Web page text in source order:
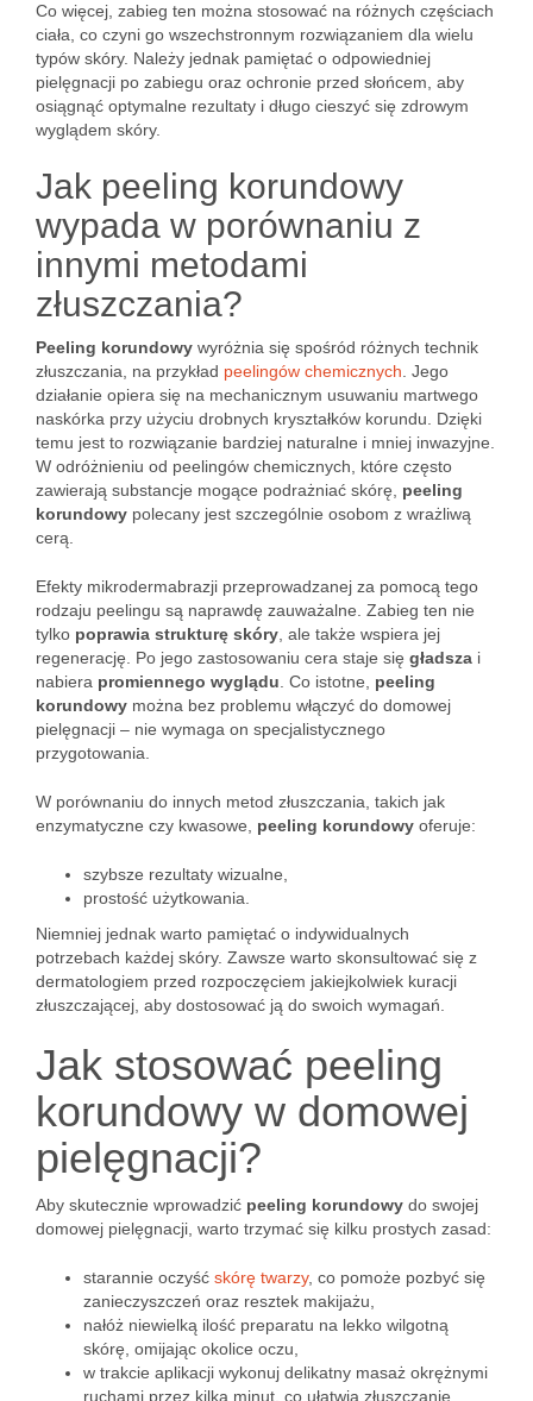
Co więcej, zabieg ten można stosować na różnych częściach
ciała, co czyni go wszechstronnym rozwiązaniem dla wielu
typów skóry. Należy jednak pamiętać o odpowiedniej
pielęgnacji po zabiegu oraz ochronie przed słońcem, aby
osiągnąć optymalne rezultaty i długo cieszyć się zdrowym
wyglądem skóry.
Jak peeling korundowy
wypada w porównaniu z
innymi metodami
złuszczania?
Peeling korundowy wyróżnia się spośród różnych technik
złuszczania, na przykład peelingów chemicznych . Jego
działanie opiera się na mechanicznym usuwaniu martwego
naskórka przy użyciu drobnych kryształków korundu. Dzięki
temu jest to rozwiązanie bardziej naturalne i mniej inwazyjne.
W odróżnieniu od peelingów chemicznych, które często
zawierają substancje mogące podrażniać skórę, peeling
korundowy polecany jest szczególnie osobom z wrażliwą
cerą.
Efekty mikrodermabrazji przeprowadzanej za pomocą tego
rodzaju peelingu są naprawdę zauważalne. Zabieg ten nie
tylko poprawia strukturę skóry , ale także wspiera jej
regenerację. Po jego zastosowaniu cera staje się gładsza i
nabiera promiennego wyglądu . Co istotne, peeling
korundowy można bez problemu włączyć do domowej
pielęgnacji – nie wymaga on specjalistycznego
przygotowania.
W porównaniu do innych metod złuszczania, takich jak
enzymatyczne czy kwasowe, peeling korundowy oferuje:
szybsze rezultaty wizualne,
prostość użytkowania.
Niemniej jednak warto pamiętać o indywidualnych
potrzebach każdej skóry. Zawsze warto skonsultować się z
dermatologiem przed rozpoczęciem jakiejkolwiek kuracji
złuszczającej, aby dostosować ją do swoich wymagań.
Jak stosować peeling
korundowy w domowej
pielęgnacji?
Aby skutecznie wprowadzić peeling korundowy do swojej
domowej pielęgnacji, warto trzymać się kilku prostych zasad:
starannie oczyść skórę twarzy, co pomoże pozbyć się
zanieczyszczeń oraz resztek makijażu,
nałóż niewielką ilość preparatu na lekko wilgotną
skórę, omijając okolice oczu,
w trakcie aplikacji wykonuj delikatny masaż okrężnymi
ruchami przez kilka minut, co ułatwia złuszczanie